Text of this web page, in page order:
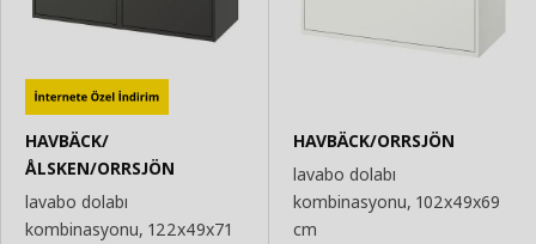
HAVBÄCK/
ÅLSKEN/ORRSJÖN
lavabo dolabı
kombinasyonu, 122x49x71
HAVBÄCK/ORRSJÖN
lavabo dolabı
kombinasyonu, 102x49x69
cm